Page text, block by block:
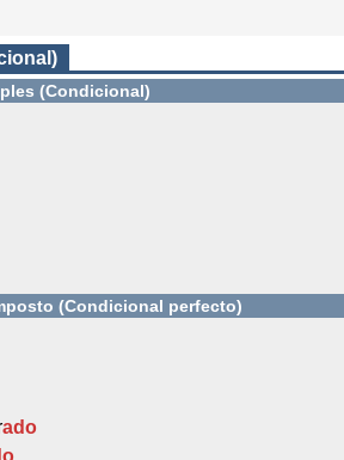
(Condicional)
(Condicional perfecto)
ado